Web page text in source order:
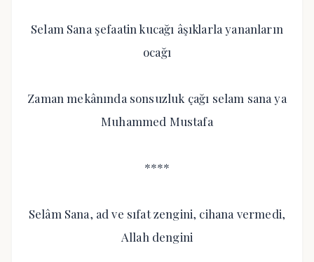
Selam Sana şefaatin kucağı âşıklarla yananların
ocağı
Zaman mekânında sonsuzluk çağı selam sana ya
Muhammed Mustafa
****
Selâm Sana, ad ve sıfat zengini, cihana vermedi,
Allah dengini